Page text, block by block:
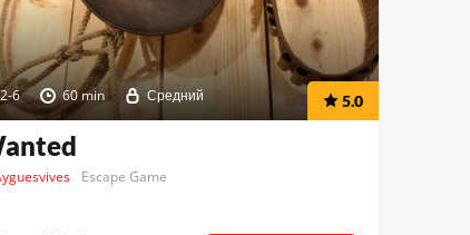
2-6 60 min Средний 5.0
Escape Game